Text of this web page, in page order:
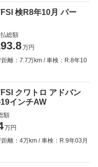
検R8年10月 パー
総額
万円
距離：7.7万km
車検：R.8年10
クワトロ アドバン
インチAW
額
万円
距離：4万km
車検：R.9年03月